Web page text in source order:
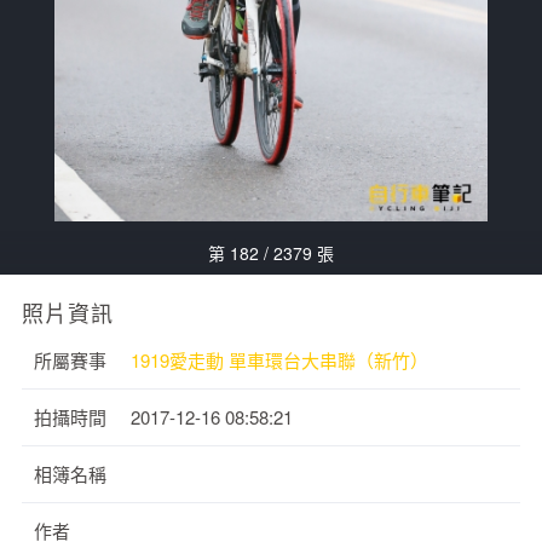
第 182 / 2379 張
照片資訊
所屬賽事 1919愛走動 單車環台大串聯（新竹）
拍攝時間 2017-12-16 08:58:21
相簿名稱
作者